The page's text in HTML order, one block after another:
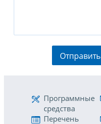
Отправить
Программные
средства
Перечень